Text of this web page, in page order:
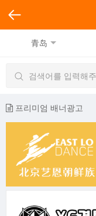
青岛
프리미엄 배너광고